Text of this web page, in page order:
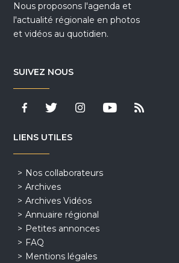
Nous proposons l'agenda et
l'actualité régionale en photos
et vidéos au quotidien.
SUIVEZ NOUS
LIENS UTILES
Nos collaborateurs
Archives
Archives Vidéos
Annuaire régional
Petites annonces
FAQ
Mentions légales